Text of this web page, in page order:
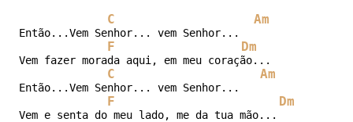
C Am
Então...Vem Senhor... vem Senhor...
F Dm
Vem fazer morada aqui, em meu coração...
C Am
Então...Vem Senhor... vem Senhor...
F Dm
Vem e senta do meu lado, me da tua mão...